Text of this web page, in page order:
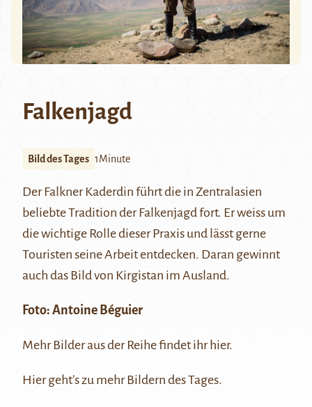
Falkenjagd
Bild des Tages 1Minute
Der Falkner Kaderdin führt die in Zentralasien
beliebte Tradition der Falkenjagd fort. Er weiss um
die wichtige Rolle dieser Praxis und lässt gerne
Touristen seine Arbeit entdecken. Daran gewinnt
auch das Bild von Kirgistan im Ausland.
Foto: Antoine Béguier
Mehr Bilder aus der Reihe findet ihrhier.
Hiergeht’s zu mehr Bildern des Tages.